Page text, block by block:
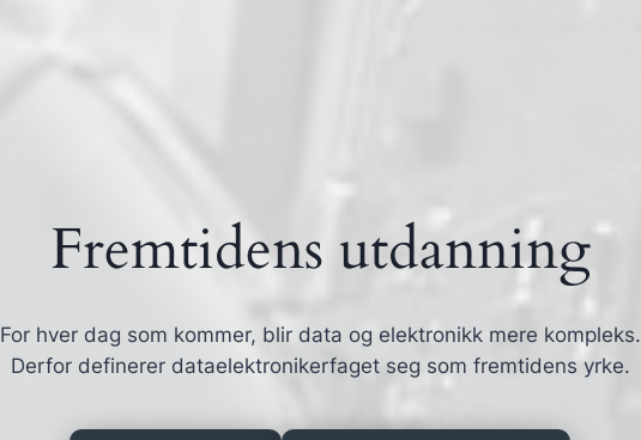
Fremtidens utdanning
For hver dag som kommer, blir data og elektronikk mere kompleks.
Derfor definerer dataelektronikerfaget seg som fremtidens yrke.